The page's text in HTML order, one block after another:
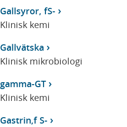
Gallsyror, fS-
Klinisk kemi
Gallvätska
Klinisk mikrobiologi
gamma-GT
Klinisk kemi
Gastrin,f S-